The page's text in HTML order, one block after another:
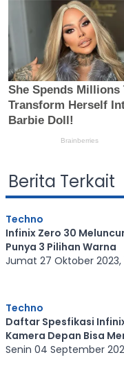
Berita Terkait
Techno
Infinix Zero 30
Punya 3 Pilihan Warna
Jumat 27 Oktober 2023,
Techno
Daftar Spesfikasi
Kamera Depan Bisa
Senin 04 September